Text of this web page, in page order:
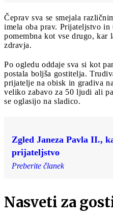
Čeprav sva se smejala
imela oba prav. Prijateljstvo
pomembna kot vse drugo, kar
zdravja.
Po ogledu oddaje sva si kot
postala boljša gostitelja.
prijatelje na obisk in gradiva
veliko zabavo za 50 ljudi ali
se oglasijo na sladico.
Zgled Janeza Pavla II.,
prijateljstvo
Preberite članek
Nasveti za